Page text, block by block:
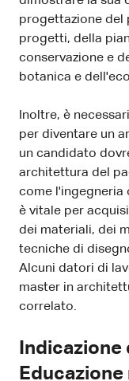
progettazione del
progetti, della
conservazione e
botanica e
Inoltre, è
per diventare un
un candidato
architettura del
come l'ingegneria
è vitale per
dei materiali, dei
tecniche di
Alcuni datori di
master in
correlato.